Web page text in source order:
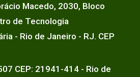
Macedo, 2030, Bloco
de Tecnologia
- Rio de Janeiro - RJ. CEP
CEP: 21941-414 - Rio de